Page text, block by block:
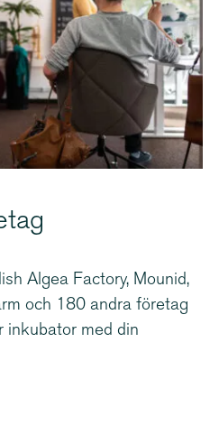
Algea Factory, Mounid,
och 180 andra företag
inkubator med din